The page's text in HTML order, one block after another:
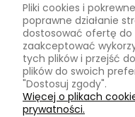
Pliki cookies i
poprawne działanie
dostosować ofertę do
zaakceptować
tych plików i przejść
plików do swoich
"Dostosuj zgody".
Więcej o plikach
prywatności.